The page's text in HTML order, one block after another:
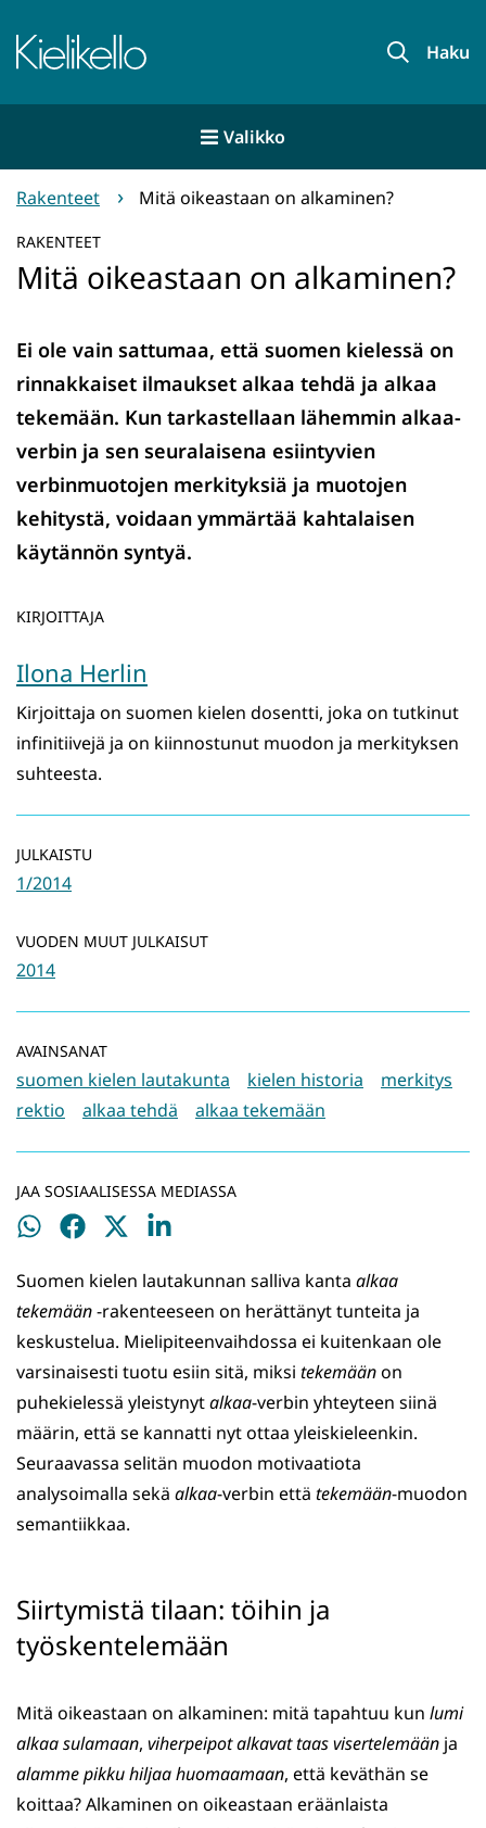
sisältöön
Etusivu Haku
Valikko
Rakenteet Mitä oikeastaan on alkaminen?
RAKENTEET
Mitä oikeastaan on alkaminen?
Ei ole vain sattumaa, että suomen kielessä on
rinnakkaiset ilmaukset alkaa tehdä ja alkaa
tekemään. Kun tarkastellaan lähemmin alkaa-
verbin ja sen seuralaisena esiintyvien
verbinmuotojen merkityksiä ja muotojen
kehitystä, voidaan ymmärtää kahtalaisen
käytännön syntyä.
KIRJOITTAJA
Ilona Herlin
Kirjoittaja on suomen kielen dosentti, joka on tutkinut
infinitiivejä ja on kiinnostunut muodon ja merkityksen
suhteesta.
JULKAISTU
1/2014
VUODEN MUUT JULKAISUT
2014
AVAINSANAT
suomen kielen lautakunta kielen historia
merkitys
rektio
alkaa tehdä alkaa tekemään
JAA SOSIAALISESSA MEDIASSA
Jaa
Jaa
Jaa
Jaa
Suomen kielen lautakunnan salliva kanta alkaa
tekemään-rakenteeseen on herättänyt tunteita ja
keskustelua. Mielipiteenvaihdossa ei kuitenkaan ole
varsinaisesti tuotu esiin sitä, miksi tekemäänon
puhekielessä yleistynytalkaa-verbin yhteyteen siinä
määrin, että se kannatti nyt ottaa yleiskieleenkin.
Seuraavassa selitän muodon motivaatiota
analysoimalla sekä alkaa-verbin että tekemään-muodon
semantiikkaa.
Siirtymistä tilaan: töihin ja
työskentelemään
Mitä oikeastaan on alkaminen: mitä tapahtuu kun lumi
alkaa sulamaan, viherpeipot alkavat taas visertelemään ja
alamme pikku hiljaa huomaamaan, että keväthän se
koittaa? Alkaminen on oikeastaan eräänlaista